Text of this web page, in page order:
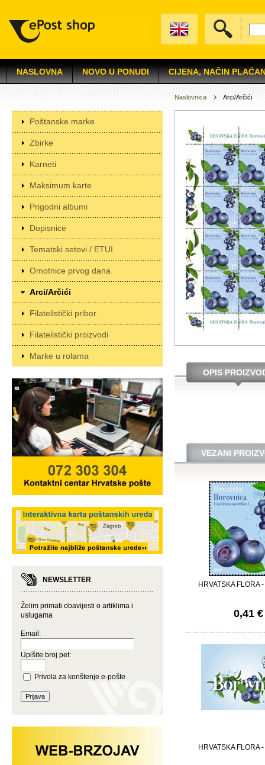
NASLOVNA NOVO U PONUDI CIJENA, NAČIN
Poštanske marke
Zbirke
Karneti
Maksimum karte
Prigodni albumi
Dopisnice
Tematski setovi / ETUI
Omotnice prvog dana
Arci/Arčići
Filatelistički pribor
Filatelistički proizvodi
Marke u rolama
NEWSLETTER
Želim primati obavijesti o artiklima i
uslugama
Email:
Upišite broj pet:
Privola za korištenje e-pošte
Naslovnica Arci/Arčići
OPIS
VEZANI
HRVATSKA FLORA
0,41 €
HRVATSKA FLORA